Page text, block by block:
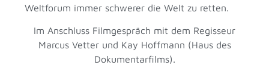
Weltforum immer schwerer die Welt zu retten.
Im Anschluss Filmgespräch mit dem Regisseur
Marcus Vetter und Kay Hoffmann (Haus des
Dokumentarfilms).